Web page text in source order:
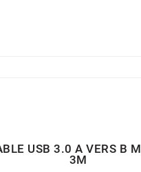
USB 3.0 A VERS B
3M